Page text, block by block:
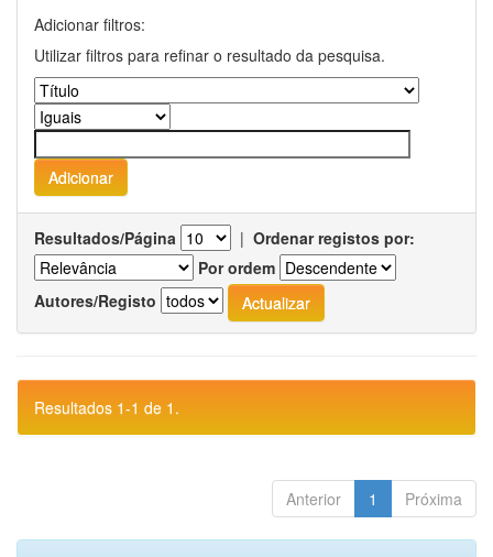
Adicionar filtros:
Utilizar filtros para refinar o resultado da pesquisa.
Resultados/Página | Ordenar registos por:
Por ordem
Autores/Registo
Resultados 1-1 de 1.
Anterior 1 Próxima